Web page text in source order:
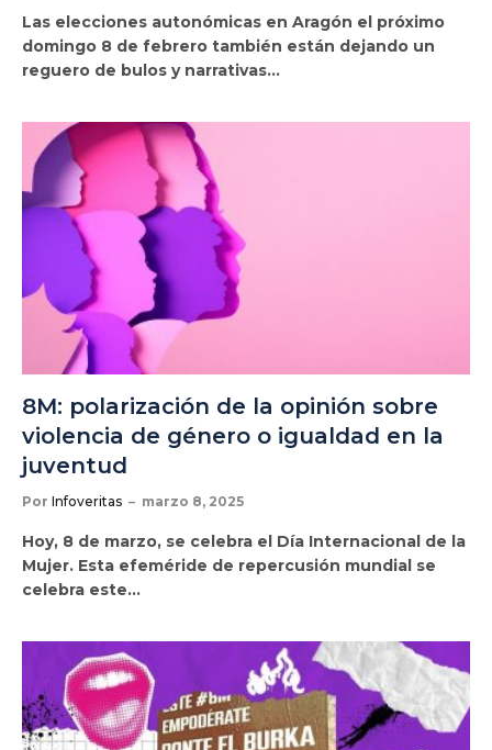
Las elecciones autonómicas en Aragón el próximo
domingo 8 de febrero también están dejando un
reguero de bulos y narrativas…
8M: polarización de la opinión sobre
violencia de género o igualdad en la
juventud
Por Infoveritas marzo 8, 2025
Hoy, 8 de marzo, se celebra el Día Internacional de la
Mujer. Esta efeméride de repercusión mundial se
celebra este…